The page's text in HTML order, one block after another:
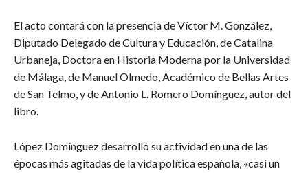
El acto contará con la presencia de Víctor M. González,
Diputado Delegado de Cultura y Educación, de Catalina
Urbaneja, Doctora en Historia Moderna por la Universidad
de Málaga, de Manuel Olmedo, Académico de Bellas Artes
de San Telmo, y de Antonio L. Romero Domínguez, autor del
libro.
López Domínguez desarrolló su actividad en una de las
épocas más agitadas de la vida política española, «casi un